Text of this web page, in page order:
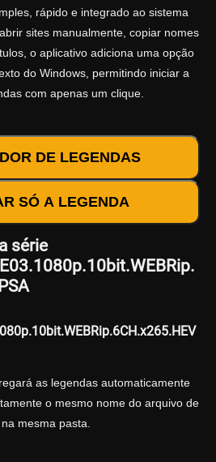
rápido e integrado ao sistema
sites manualmente, copiar nomes
o aplicativo adiciona uma opção
do Windows, permitindo iniciar a
com apenas um clique.
DE LEGENDAS
SÓ A LEGENDA
série
as legendas automaticamente
o mesmo nome do arquivo de
mesma pasta.